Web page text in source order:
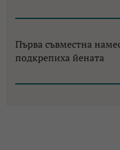
Първа съвместна
подкрепиха йената